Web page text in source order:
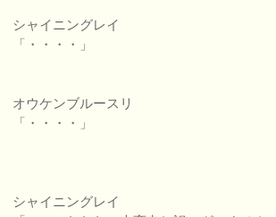
シャイニングレイ
「・・・・」
オウケンブルースリ
「・・・・」
シャイニングレイ